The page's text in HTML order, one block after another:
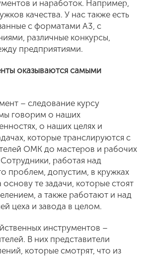
и наработок. Например,
качества. У нас также есть
с форматами А3, с
различные конкурсы,
предприятиями.
оказываются самыми
– следование курсу
говорим о наших
о наших целях и
которые транслируются с
ОМК до мастеров и рабочих
работая над
проблем, допустим, в кружках
основу те задачи, которые стоят
а также работают и над
цеха и завода в целом.
инструментов –
В них представители
которые смотрят, что из